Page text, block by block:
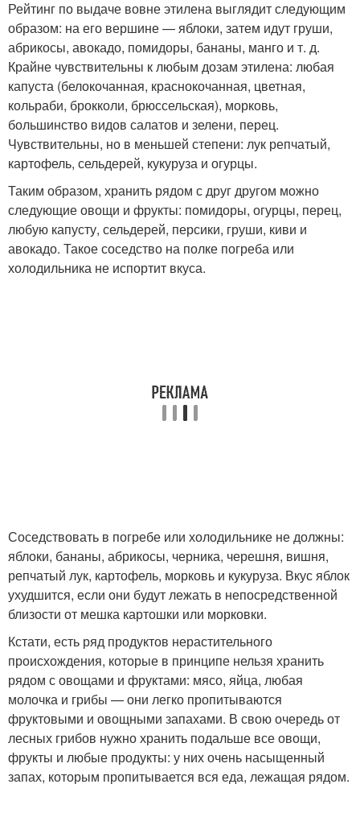
Рейтинг по выдаче вовне этилена выглядит следующим
образом: на его вершине — яблоки, затем идут груши,
абрикосы, авокадо, помидоры, бананы, манго и т. д.
Крайне чувствительны к любым дозам этилена: любая
капуста (белокочанная, краснокочанная, цветная,
кольраби, брокколи, брюссельская), морковь,
большинство видов салатов и зелени, перец.
Чувствительны, но в меньшей степени: лук репчатый,
картофель, сельдерей, кукуруза и огурцы.
Таким образом, хранить рядом с друг другом можно
следующие овощи и фрукты: помидоры, огурцы, перец,
любую капусту, сельдерей, персики, груши, киви и
авокадо. Такое соседство на полке погреба или
холодильника не испортит вкуса.
Соседствовать в погребе или холодильнике не должны:
яблоки, бананы, абрикосы, черника, черешня, вишня,
репчатый лук, картофель, морковь и кукуруза. Вкус яблок
ухудшится, если они будут лежать в непосредственной
близости от мешка картошки или морковки.
Кстати, есть ряд продуктов нерастительного
происхождения, которые в принципе нельзя хранить
рядом с овощами и фруктами: мясо, яйца, любая
молочка и грибы — они легко пропитываются
фруктовыми и овощными запахами. В свою очередь от
лесных грибов нужно хранить подальше все овощи,
фрукты и любые продукты: у них очень насыщенный
запах, которым пропитывается вся еда, лежащая рядом.